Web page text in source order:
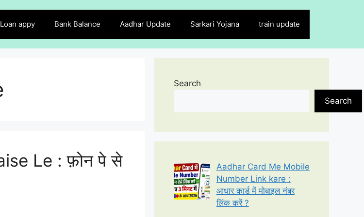
Loan appy Bank Balance Aadhar Update Sarkari Yojana train update
Le : फ़ोन पे से
Search
Search
Aadhar Card Me Mobile
Number Link kare :
आधार कार्ड में मोबाइल नंबर
लिंक करें ?